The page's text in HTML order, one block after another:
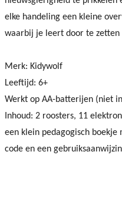
elke handeling een kleine
waarbij je leert door te
Merk: Kidywolf
Leeftijd: 6+
Werkt op AA-batterijen (niet
Inhoud: 2 roosters, 11
een klein pedagogisch
code en een